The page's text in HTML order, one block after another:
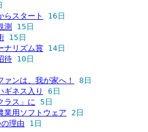
らスタート
16日
測
15日
15日
ナリズム賞 14日
待 10日
ンは、我が家へ！
8日
ギネス入り
6日
ラス」に
5日
業用ソフトウェア
2日
理由 1日